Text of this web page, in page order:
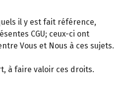
il y est fait référence,
CGU; ceux-ci ont
Vous et Nous à ces sujets.
à faire valoir ces droits.